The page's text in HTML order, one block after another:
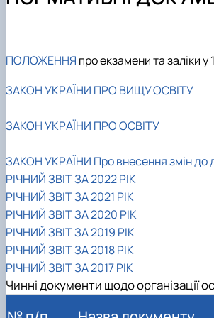
Навчальна робота
Матеріально-технічне
Профорієнтаційна діяльність
Навчальна практика
Аспірантура
Студентський науковий гурток
Студентський науковий гурток
Публікації
Наукові публікації студентів
Телефони гарячих ліній
ПОЛОЖЕННЯ про екзамени та заліки у
ЗАКОН УКРАЇНИ ПРО ВИЩУ ОСВІТУ
ЗАКОН УКРАЇНИ ПРО ОСВІТУ
ЗАКОН УКРАЇНИ Про внесення змін до
РІЧНИЙ ЗВІТ ЗА 2022 РІК
РІЧНИЙ ЗВІТ ЗА 2021 РІК
РІЧНИЙ ЗВІТ ЗА 2020 РІК
РІЧНИЙ ЗВІТ ЗА 2019 РІК
РІЧНИЙ ЗВІТ ЗА 2018 РІК
РІЧНИЙ ЗВІТ ЗА 2017 РІК
Чинні документи щодо організації